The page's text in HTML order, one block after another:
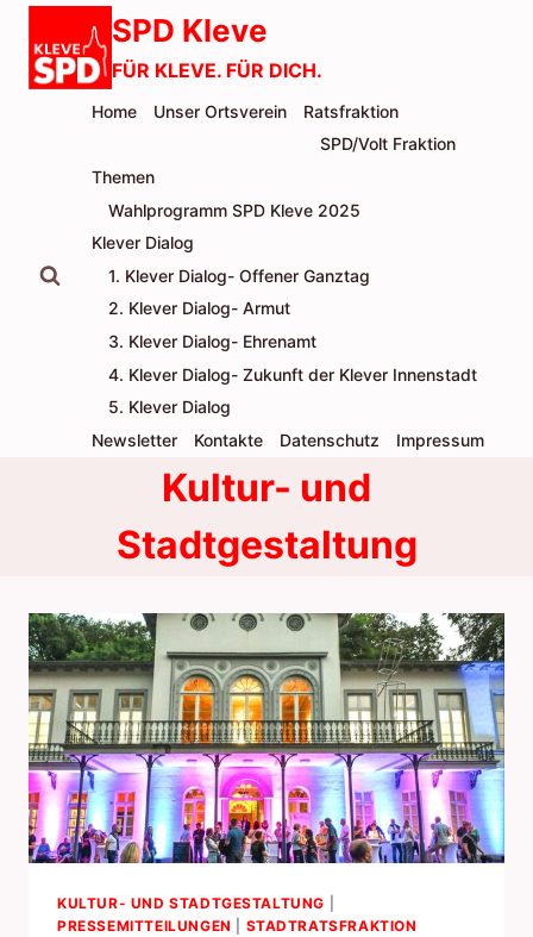
Inhalt
springen
SPD Kleve
FÜR KLEVE. FÜR DICH.
Home Unser Ortsverein
Ratsfraktion
SPD/Volt Fraktion
Themen
Wahlprogramm SPD Kleve 2025
Klever Dialog
1. Klever Dialog- Offener Ganztag
2. Klever Dialog- Armut
3. Klever Dialog- Ehrenamt
4. Klever Dialog- Zukunft der Klever Innenstadt
5. Klever Dialog
Newsletter
Kontakte Datenschutz Impressum
Kultur- und
Stadtgestaltung
KULTUR- UND STADTGESTALTUNG
PRESSEMITTEILUNGEN
STADTRATSFRAKTION